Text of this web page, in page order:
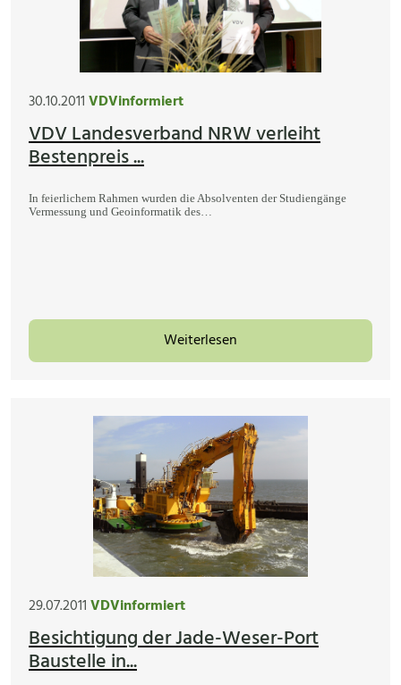
30.10.2011VDVinformiert
VDV Landesverband NRW verleiht
Bestenpreis ...
In feierlichem Rahmen wurden die Absolventen der Studiengänge
Vermessung und Geoinformatik des…
Weiterlesen
29.07.2011VDVinformiert
Besichtigung der Jade-Weser-Port
Baustelle in...